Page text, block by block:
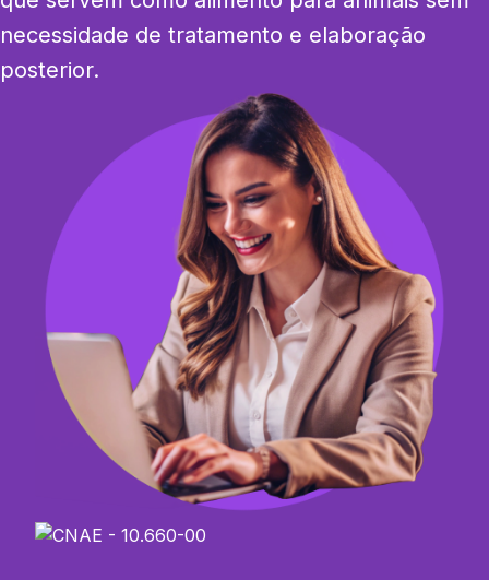
necessidade de tratamento e elaboração
posterior.